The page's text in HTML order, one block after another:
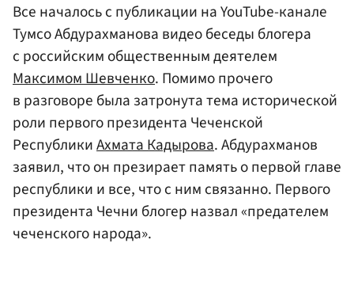
Все началось с публикации на YouTube-канале
Тумсо Абдурахманова видео беседы блогера
с российским общественным деятелем
Максимом Шевченко. Помимо прочего
в разговоре была затронута тема исторической
роли первого президента Чеченской
РеспубликиАхмата Кадырова. Абдурахманов
заявил, что он презирает память о первой главе
республики и все, что с ним связанно. Первого
президента Чечни блогер назвал «предателем
чеченского народа».